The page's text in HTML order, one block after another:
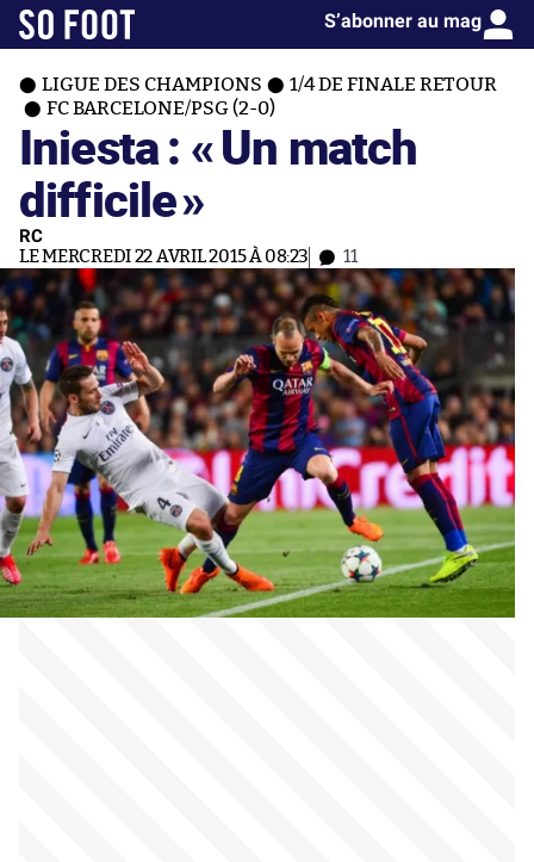
S’abonner au mag
LIGUE DES CHAMPIONS
1/4 DE FINALE RETOUR
FC BARCELONE/PSG (2-0)
Iniesta : «Un match
difficile»
RC
LE MERCREDI 22 AVRIL 2015 À 08:23 11